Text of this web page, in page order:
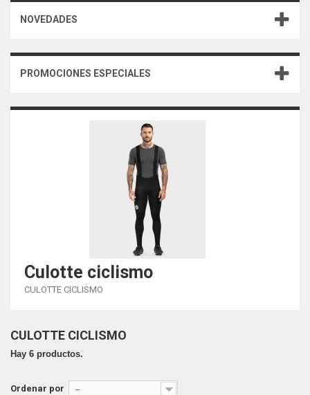
NOVEDADES
PROMOCIONES ESPECIALES
Culotte ciclismo
CULOTTE CICLISMO
CULOTTE CICLISMO
Hay 6 productos.
Ordenar por --